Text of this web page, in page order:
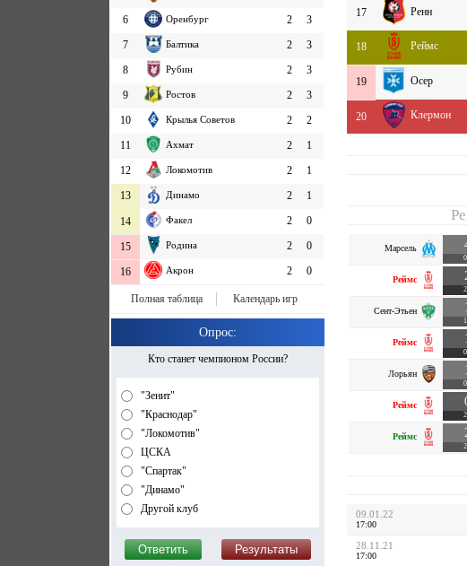
6
Оренбург 2
3
7
Балтика 2
3
8
Рубин 2
3
9
Ростов 2
3
10
Крылья Советов 2
2
11
Ахмат 2
1
12
Локомотив 2
1
13
Динамо 2 1
14 Факел 2 0
15 Родина 2 0
16 Акрон 2 0
Полная таблица Календарь игр
Опрос:
Кто станет чемпионом России?
"Зенит"
"Краснодар"
"Локомотив"
ЦСКА
"Спартак"
"Динамо"
Другой клуб
17 Ренн
18 Реймс
19 Осер
20 Клермон
Марсель
Реймс
Сент-Этьен
Реймс
Лорьян
Реймс
Реймс
09.01.22
17:00
28.11.21
17:00